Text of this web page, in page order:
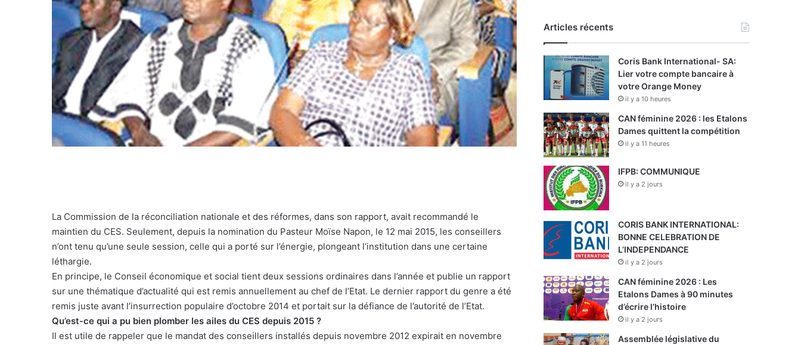
La Commission de la réconciliation nationale et des réformes, dans son rapport, avait recommandé le
maintien du CES. Seulement, depuis la nomination du Pasteur Moïse Napon, le 12 mai 2015, les conseillers
n’ont tenu qu’une seule session, celle qui a porté sur l’énergie, plongeant l’institution dans une certaine
léthargie.
En principe, le Conseil économique et social tient deux sessions ordinaires dans l’année et publie un rapport
sur une thématique d’actualité qui est remis annuellement au chef de l’Etat. Le dernier rapport du genre a été
remis juste avant l’insurrection populaire d’octobre 2014 et portait sur la défiance de l’autorité de l’Etat.
Qu’est-ce qui a pu bien plomber les ailes du CES depuis 2015 ?
Il est utile de rappeler que le mandat des conseillers installés depuis novembre 2012 expirait en novembre
Articles récents
Coris Bank International- SA:
Lier votre compte bancaire à
votre Orange Money
il y a 10 heures
CAN féminine 2026 : les Etalons
Dames quittent la compétition
il y a 11 heures
IFPB: COMMUNIQUE
il y a 2 jours
CORIS BANK INTERNATIONAL:
BONNE CELEBRATION DE
L’INDEPENDANCE
il y a 2 jours
CAN féminine 2026 : Les
Etalons Dames à 90 minutes
d’écrire l’histoire
il y a 2 jours
Assemblée législative du